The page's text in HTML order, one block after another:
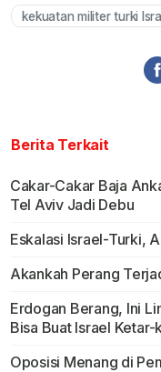
kekuatan militer turki
Berita Terkait
Cakar-Cakar Baja
Tel Aviv Jadi Debu
Eskalasi Israel-Turki,
Akankah Perang
Erdogan Berang, Ini
Bisa Buat Israel Ketar-
Oposisi Menang di